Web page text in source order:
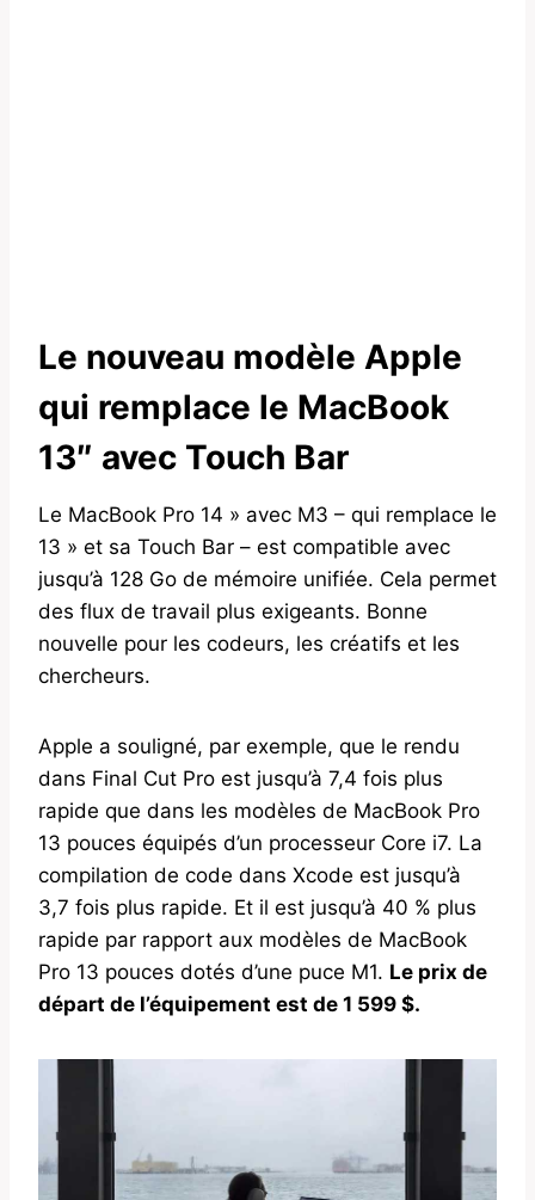
Le nouveau modèle Apple
qui remplace le MacBook
13″ avec Touch Bar
Le MacBook Pro 14 » avec M3 – qui remplace le
13 » et sa Touch Bar – est compatible avec
jusqu’à 128 Go de mémoire unifiée. Cela permet
des flux de travail plus exigeants. Bonne
nouvelle pour les codeurs, les créatifs et les
chercheurs.
Apple a souligné, par exemple, que le rendu
dans Final Cut Pro est jusqu’à 7,4 fois plus
rapide que dans les modèles de MacBook Pro
13 pouces équipés d’un processeur Core i7. La
compilation de code dans Xcode est jusqu’à
3,7 fois plus rapide. Et il est jusqu’à 40 % plus
rapide par rapport aux modèles de MacBook
Pro 13 pouces dotés d’une puce M1. Le prix de
départ de l’équipement est de 1 599 $.